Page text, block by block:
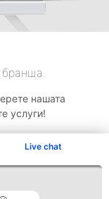
Live chat
бранша.
нашата
услуги!